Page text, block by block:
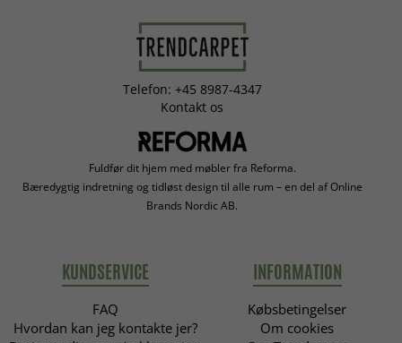
Telefon: +45 8987-4347
Kontakt os
Fuldfør dit hjem med møbler fra Reforma.
Bæredygtig indretning og tidløst design til alle rum – en del af Online
Brands Nordic AB.
KUNDSERVICE
FAQ
Hvordan kan jeg kontakte jer?
INFORMATION
Købsbetingelser
Om cookies